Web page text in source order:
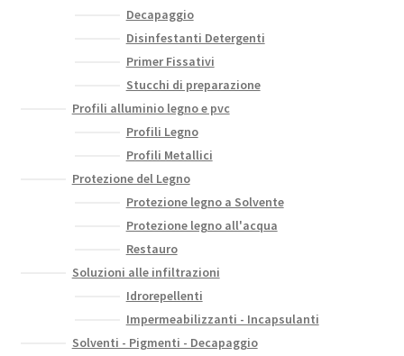
Decapaggio
Disinfestanti Detergenti
Primer Fissativi
Stucchi di preparazione
Profili alluminio legno e pvc
Profili Legno
Profili Metallici
Protezione del Legno
Protezione legno a Solvente
Protezione legno all'acqua
Restauro
Soluzioni alle infiltrazioni
Idrorepellenti
Impermeabilizzanti - Incapsulanti
Solventi - Pigmenti - Decapaggio